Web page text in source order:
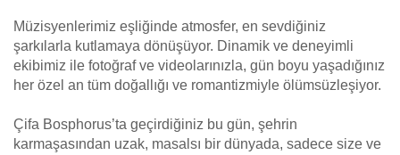
Müzisyenlerimiz eşliğinde atmosfer, en sevdiğiniz
şarkılarla kutlamaya dönüşüyor. Dinamik ve deneyimli
ekibimiz ile fotoğraf ve videolarınızla, gün boyu yaşadığınız
her özel an tüm doğallığı ve romantizmiyle ölümsüzleşiyor.
Çifa Bosphorus’ta geçirdiğiniz bu gün, şehrin
karmaşasından uzak, masalsı bir dünyada, sadece size ve